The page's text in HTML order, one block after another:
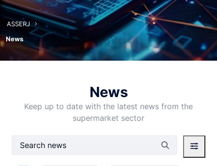
ASSERJ
News
News
Keep up to date with the latest news from the
supermarket sector
Search Bar